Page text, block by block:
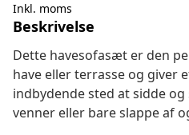
Inkl. moms
Beskrivelse
Dette havesofasæt er den
have eller terrasse og giver
indbydende sted at sidde
venner eller bare slappe af